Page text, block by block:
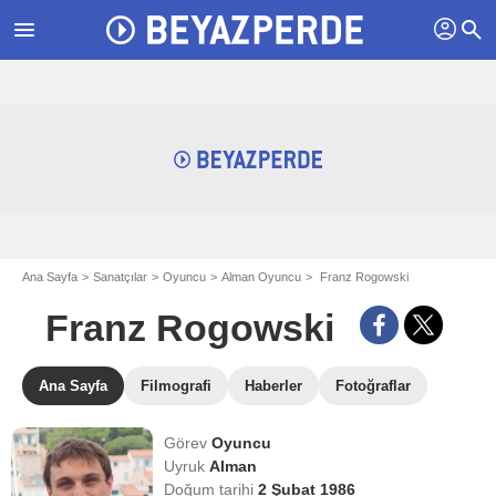
menu profil search
Ana Sayfa Sanatçılar Oyuncu Alman Oyuncu Franz Rogowski
Franz Rogowski
Ana Sayfa Filmografi Haberler Fotoğraflar
GörevOyuncu
UyrukAlman
Doğum tarihi2 Şubat 1986